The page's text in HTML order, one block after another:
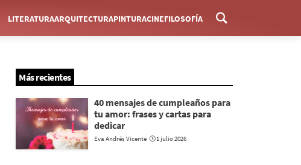
Menú
LITERATURAARQUITECTURAPINTURACINEFILOSOFÍA
Más recientes
40 mensajes de cumpleaños para
tu amor: frases y cartas para
dedicar
Eva Andrés Vicente 1 julio 2026